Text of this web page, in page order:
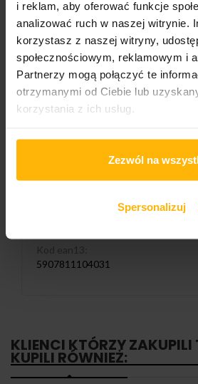
i reklam, aby oferować funkcje
analizować ruch w naszej witrynie.
korzystasz z naszej witryny,
społecznościowym, reklamowym i
Partnerzy mogą połączyć te
otrzymanymi od Ciebie lub
korzystania z ich usług.
Zezwól na
Spersonalizuj
Nazwa albumu:
The Sound Of The Seventh Bell
Format nośnika
2LP Translucent Smokey Ltd + CD
Format okładki:
Wydawnictwo 1/2
Numer katalogowy:
OSKAR 039/040 2LP COLOURED
5907811104031
KLIENCI KTÓRZY ZAKUPILI
KUPILI RÓWNIEŻ: